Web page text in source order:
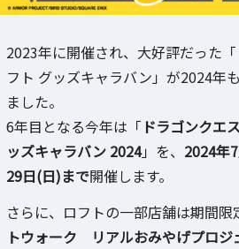
2023年に開催され、大好評だった
フト グッズキャラバン」が2024年
ました。
6年目となる今年は「 ドラゴンクエ
ッズキャラバン 2024」を、 2024年
29日(日)まで開催します。
さらに、ロフトの一部店舗は期間限
トウォーク リアルおみやげプロジ